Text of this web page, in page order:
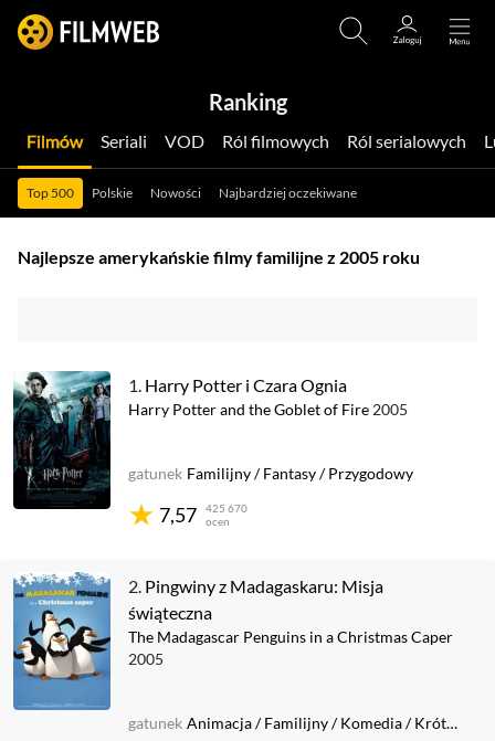
Ranking
Filmów Seriali VOD Ról filmowych Ról serialowych
Top 500 Polskie Nowości Najbardziej oczekiwane
Najlepsze amerykańskie filmy familijne z 2005 roku
1. Harry Potter i Czara Ognia
Harry Potter and the Goblet of Fire 2005
7,57
425 670
ocen
gatunek Familijny/Fantasy/Przygodowy
2. Pingwiny z Madagaskaru: Misja
świąteczna
The Madagascar Penguins in a Christmas Caper
2005
gatunek Animacja/Familijny/Komedia/Krótkometrażowy